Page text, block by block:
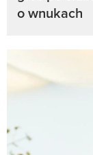
o wnukach